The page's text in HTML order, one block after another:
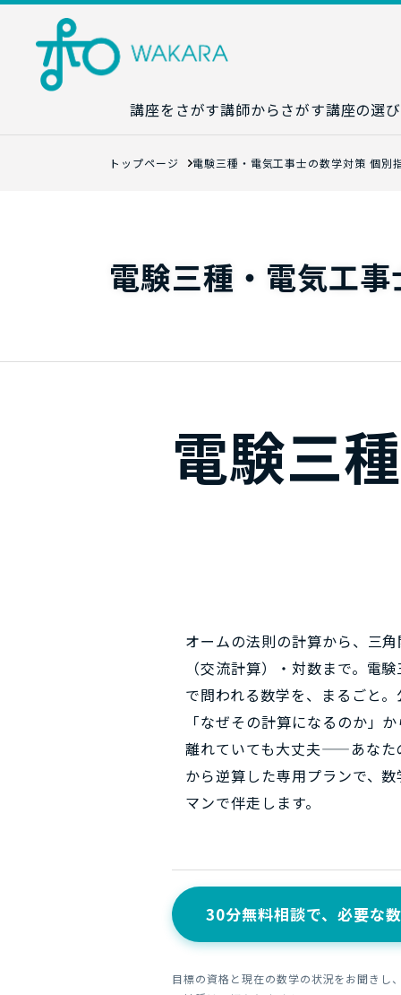
講座をさがす講師からさがす講座の選
講座カレンダー
数学講座マップ
トップページ 電験三種・電気工事士の数学対策 個別
電験三種・電気工
電験三
オームの法則の計算から、三
（交流計算）・対数まで。電
で問われる数学を、まるごと
「なぜその計算になるのか」
離れていても大丈夫——あなた
から逆算した専用プランで、
マンで伴走します。
30分無料相談で、必要な
目標の資格と現在の数学の状況をお聞きし